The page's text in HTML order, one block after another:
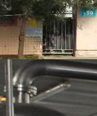
齐经理
国内业务
周经理
邮箱：
网址：